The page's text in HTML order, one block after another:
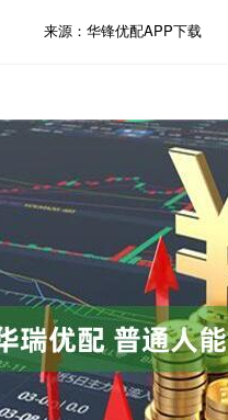
来源：华锋优配APP下载